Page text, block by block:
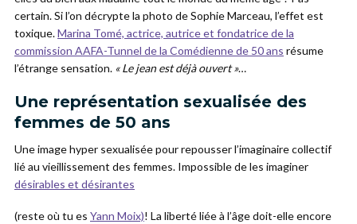
certain. Si l’on décrypte la photo de Sophie Marceau, l’effet est
toxique.Marina Tomé, actrice, autrice et fondatrice de la
commission AAFA-Tunnel de la Comédienne de 50 ans résume
l’étrange sensation. « Le jean est déjà ouvert »…
Une représentation sexualisée des
femmes de 50 ans
Une image hyper sexualisée pour repousser l’imaginaire collectif
lié au vieillissement des femmes. Impossible de les imaginer
désirables et désirantes
(reste où tu es Yann Moix)! La liberté liée à l’âge doit-elle encore